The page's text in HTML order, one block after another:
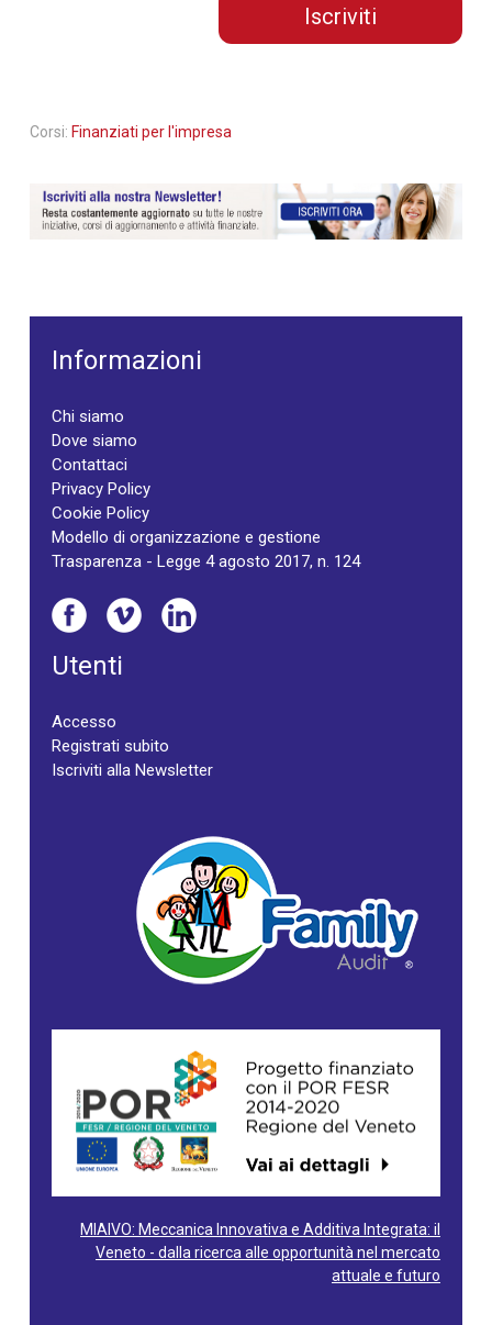
Iscriviti
Corsi: Finanziati per l'impresa
Informazioni
Chi siamo
Dove siamo
Contattaci
Privacy Policy
Cookie Policy
Modello di organizzazione e gestione
Trasparenza - Legge 4 agosto 2017, n. 124
Utenti
Accesso
Registrati subito
Iscriviti alla Newsletter
MIAIVO: Meccanica Innovativa e Additiva Integrata: il
Veneto - dalla ricerca alle opportunità nel mercato
attuale e futuro